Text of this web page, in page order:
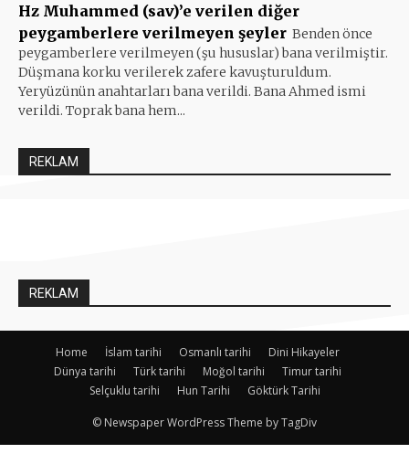
Hz Muhammed (sav)’e verilen diğer
peygamberlere verilmeyen şeyler Benden önce
peygamberlere verilmeyen (şu hususlar) bana verilmiştir.
Düşmana korku verilerek zafere kavuşturuldum.
Yeryüzünün anahtarları bana verildi. Bana Ahmed ismi
verildi. Toprak bana hem...
REKLAM
REKLAM
Home İslam tarihi Osmanlı tarihi
Dini Hikayeler
Dünya tarihi
Türk tarihi Moğol tarihi
Timur tarihi
Selçuklu tarihi
Hun Tarihi Göktürk Tarihi
© Newspaper WordPress Theme by TagDiv